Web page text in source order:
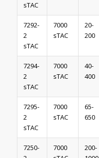
sTAC
7292-
2
sTAC
7000
sTAC
20-
200
7294-
2
sTAC
7000
sTAC
40-
400
7295-
2
sTAC
7000
sTAC
65-
650
7250-
7000
200-